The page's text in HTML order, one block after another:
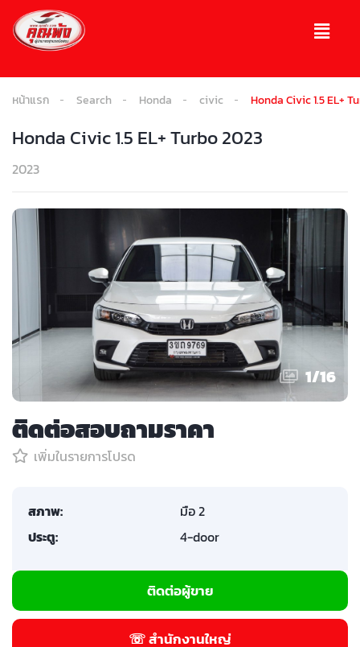
หน้าแรก Search Honda civic Honda Civic 1.5 EL+
Honda Civic 1.5 EL+ Turbo 2023
2023
1/16
ติดต่อสอบถามราคา
เพิ่มในรายการโปรด
สภาพ:
มือ 2
ประตู:
4-door
ติดต่อผู้ขาย
☏ สำนักงานใหญ่